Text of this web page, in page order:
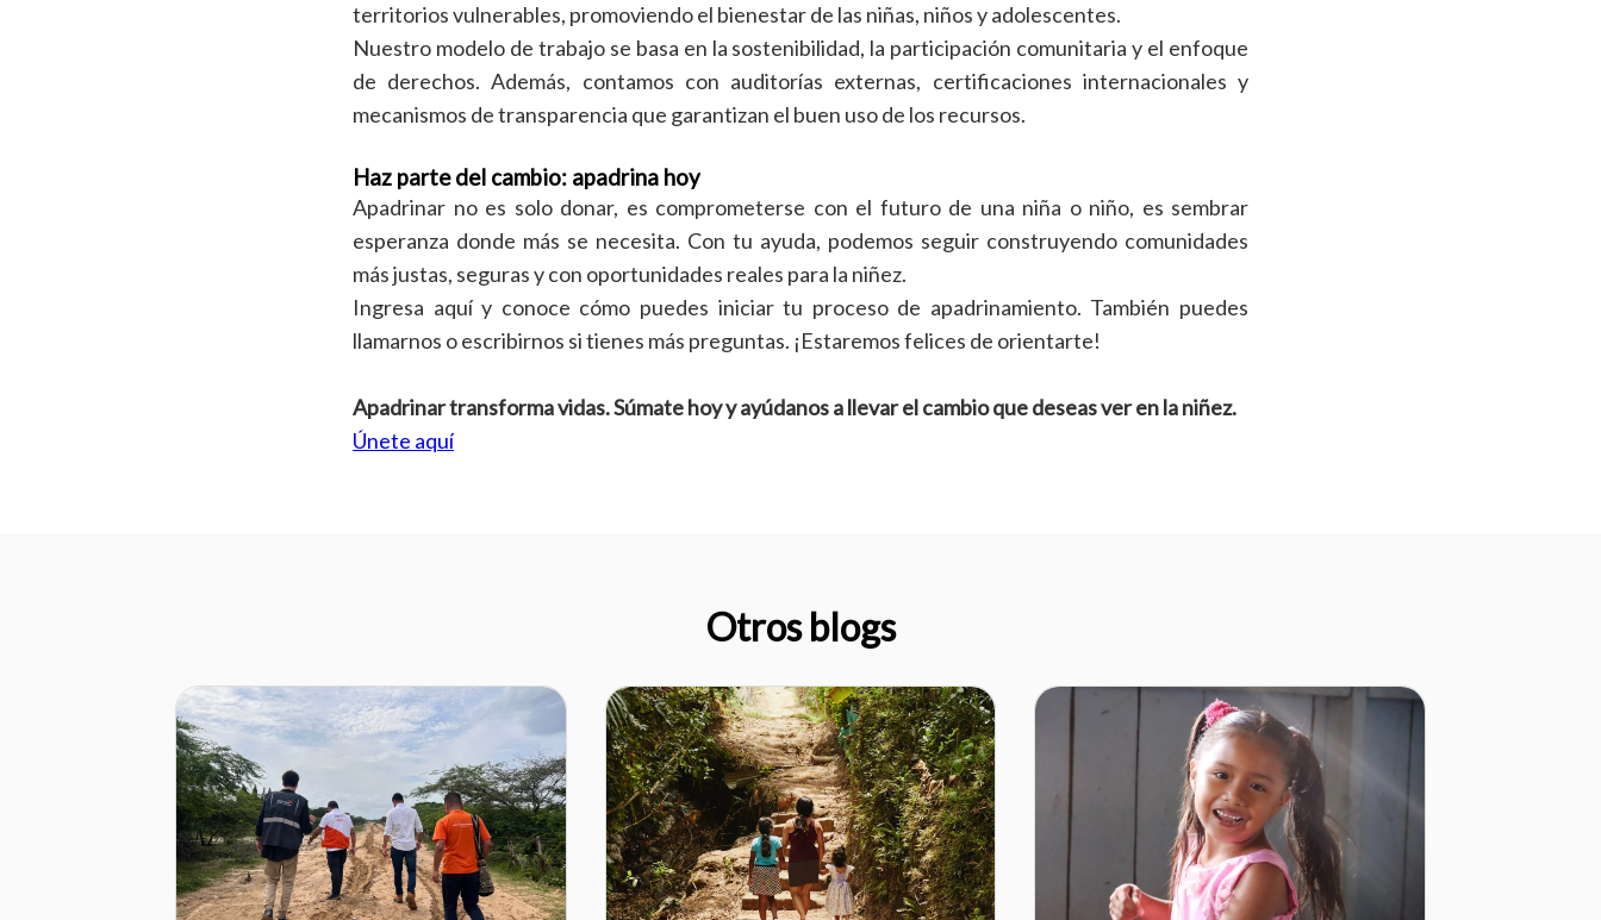
territorios vulnerables, promoviendo el bienestar de las niñas, niños y adolescentes.
Nuestro modelo de trabajo se basa en la sostenibilidad, la participación comunitaria y el enfoque
de derechos. Además, contamos con auditorías externas, certificaciones internacionales y
mecanismos de transparencia que garantizan el buen uso de los recursos.
Haz parte del cambio: apadrina hoy
Apadrinar no es solo donar, es comprometerse con el futuro de una niña o niño, es sembrar
esperanza donde más se necesita. Con tu ayuda, podemos seguir construyendo comunidades
más justas, seguras y con oportunidades reales para la niñez.
Ingresa aquí y conoce cómo puedes iniciar tu proceso de apadrinamiento. También puedes
llamarnos o escribirnos si tienes más preguntas. ¡Estaremos felices de orientarte!
Apadrinar transforma vidas. Súmate hoy y ayúdanos a llevar el cambio que deseas ver en la niñez.
Únete aquí
Otros blogs